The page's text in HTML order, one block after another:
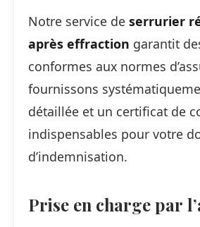
Notre service de serrurier
après effraction garantit
conformes aux normes
fournissons
détaillée et un certificat de
indispensables pour votre
d’indemnisation.
Prise en charge par